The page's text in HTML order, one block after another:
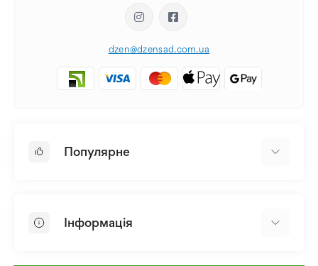
dzen@dzensad.com.ua
Популярне
Лілія
Інформація